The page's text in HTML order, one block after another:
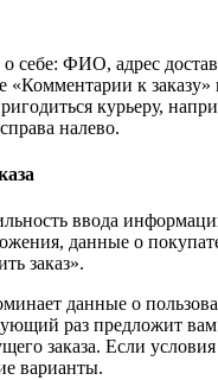
себе: ФИО, адрес
«Комментарии к заказу»
курьеру,
налево.
ввода
данные о
заказ».
данные о
раз предложит
заказа. Если
варианты.